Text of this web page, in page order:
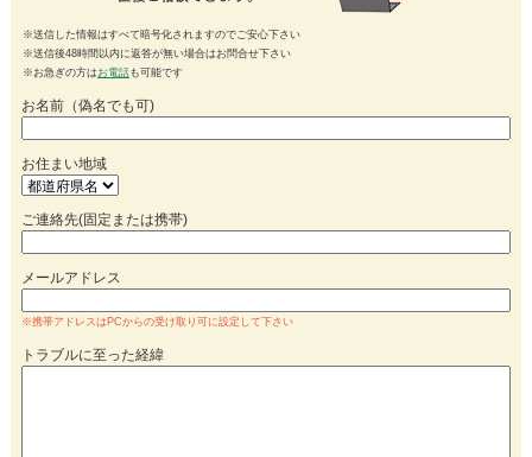
※送信した情報はすべて暗号化されますのでご安心下さい
※送信後48時間以内に返答が無い場合はお問合せ下さい
※お急ぎの方はお電話も可能です
お名前（偽名でも可)
お住まい地域
ご連絡先(固定または携帯)
メールアドレス
※携帯アドレスはPCからの受け取り可に設定して下さい
トラブルに至った経緯